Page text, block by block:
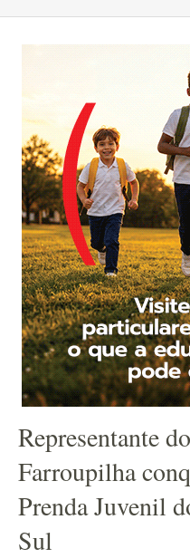
Representante
Farroupilha
Prenda Juvenil
Sul